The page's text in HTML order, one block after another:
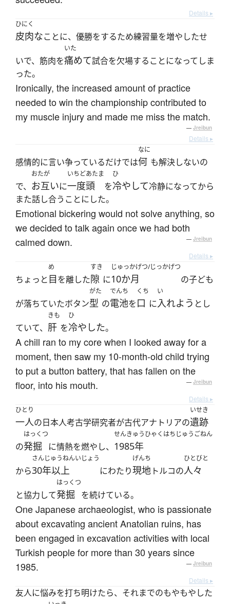
Details ▸
ひにく
皮肉なことに、優勝をするため練習量を増やしたせ
いで、筋肉を
いた
痛めて試合を欠場することになってしま
った。
Ironically, the increased amount of practice
needed to win the championship contributed to
my muscle injury and made me miss the match.
— Jreibun
Details ▸
感情的に言い争っているだけでは
なに
何 も解決しないの
で、
おたが
お互いに
いちど
一度
あたま
頭 を
ひ
冷やして冷静になってから
また話し合うことにした。
Emotional bickering would not solve anything, so
we decided to talk again once we had both
calmed down.
— Jreibun
Details ▸
ちょっと
め
目を離した
すき
隙 に
じゅっかげつ/じっかげつ
10か月 の子ども
が落ちていたボタン
がた
型 の
でんち
電池を
くち
口 に
い
入れよう とし
ていて、
きも
肝 を
ひ
冷やした。
A chill ran to my core when I looked away for a
moment, then saw my 10-month-old child trying
to put a button battery, that has fallen on the
floor, into his mouth.
— Jreibun
Details ▸
ひとり
一人の日本人考古学研究者が古代アナトリアの
いせき
遺跡
の
はっくつ
発掘 に情熱を燃やし、
せんきゅうひゃくはちじゅうごねん
1985年
から
さんじゅうねんいじょう
30年以上 にわたり
げんち
現地 トルコの
ひとびと
人々
と協力して
はっくつ
発掘 を続けている。
One Japanese archaeologist, who is passionate
about excavating ancient Anatolian ruins, has
been engaged in excavation activities with local
Turkish people for more than 30 years since
1985.
— Jreibun
Details ▸
友人に悩みを打ち明けたら、それまでのもやもやした